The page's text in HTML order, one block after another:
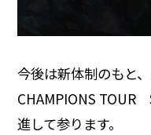
今後は新体制のもと
CHAMPIONS TOUR
進して参ります。